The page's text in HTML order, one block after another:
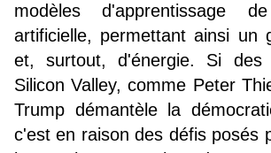
modèles d'apprentissage
artificielle, permettant ainsi un
et, surtout, d'énergie. Si
Silicon Valley, comme Peter
Trump démantèle la
c'est en raison des défis posés